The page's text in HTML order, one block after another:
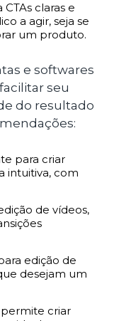
CTAs claras e
a agir, seja se
um produto.
e softwares
seu
do resultado
para criar
intuitiva, com
de vídeos,
edição de
desejam um
criar